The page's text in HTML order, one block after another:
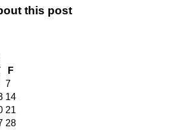
this post
F
7
14
21
28